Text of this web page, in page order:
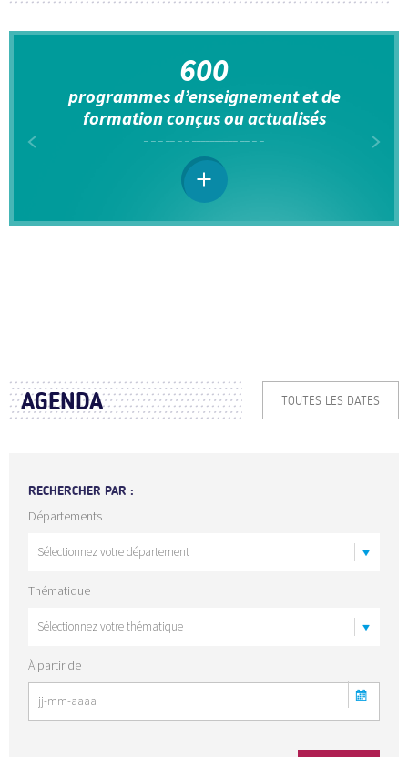
600
programmes d’enseignement et de
formation conçus ou actualisés
AGENDA TOUTES LES DATES
RECHERCHER PAR :
Départements
Thématique
À partir de